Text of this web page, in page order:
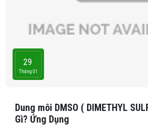
29
Tháng 01
Dung môi DMSO ( DIMETHYL
Gì? Ứng Dụng